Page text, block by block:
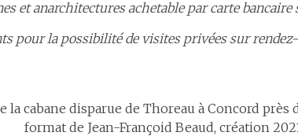
et anarchitectures achetable par carte bancaire
pour la possibilité de visites privées sur
la cabane disparue de Thoreau à Concord près
format de Jean-Françoid Beaud, création